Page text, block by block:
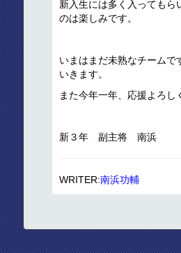
新入生には多く入ってもら
のは楽しみです。
いまはまだ未熟なチームで
いきます。
また今年一年、応援よろし
新３年 副主将 南浜
WRITER:南浜功輔